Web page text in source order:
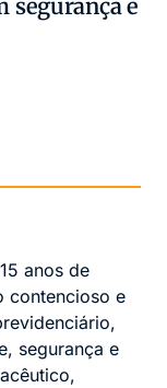
segurança e
anos de
contencioso e
segurança e